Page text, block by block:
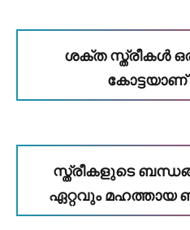
ശക്ത സ്ത്രീകൾ
കോട്ടയാണ്
സ്ത്രീകളുടെ
ഏറ്റവും മഹത്തായ